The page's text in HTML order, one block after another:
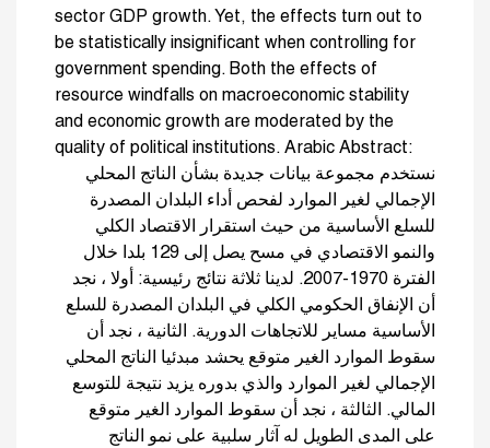
sector GDP growth. Yet, the effects turn out to
be statistically insignificant when controlling for
government spending. Both the effects of
resource windfalls on macroeconomic stability
and economic growth are moderated by the
quality of political institutions. Arabic Abstract:
نستخدم مجموعة بيانات جديدة بشأن الناتج المحلي
الإجمالي لغير الموارد لفحص أداء البلدان المصدرة
للسلع الأساسية من حيث استقرار الاقتصاد الكلي
والنمو الاقتصادي في مسح يصل إلى 129 بلدا خلال
الفترة 1970-2007. لدينا ثلاثة نتائج رئيسية: أولا ، نجد
أن الإنفاق الحكومي الكلي في البلدان المصدرة للسلع
الأساسية مساير للاتجاهات الدورية. الثانية ، نجد أن
سقوط الموارد الغير متوقع يحشد مبدئيا الناتج المحلي
الإجمالي لغير الموارد والذي بدوره يزيد نتيجة للتوسع
المالي. الثالثة ، نجد أن سقوط الموارد الغير متوقع
على المدى الطويل له آثار سلبية على نمو الناتج